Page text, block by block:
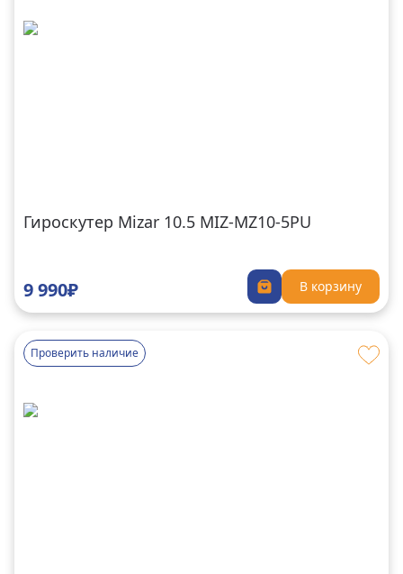
Гироскутер Mizar 10.5 MIZ-MZ10-5PU
9 990₽ В корзину
Проверить наличие